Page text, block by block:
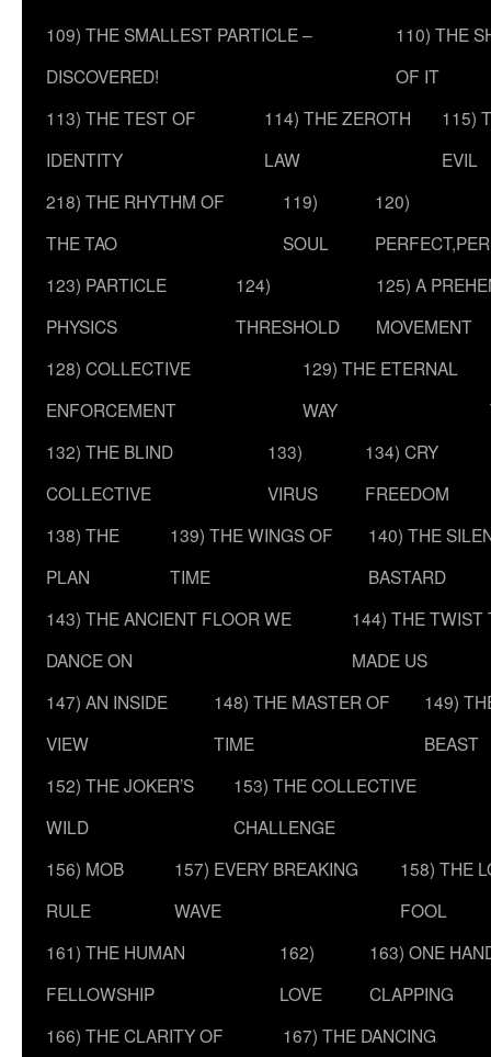
109) THE SMALLEST PARTICLE –
DISCOVERED!
110) THE
OF IT
113) THE TEST OF
IDENTITY
114) THE ZEROTH
LAW
115)
EVIL
218) THE RHYTHM OF
THE TAO
119)
SOUL
120)
123) PARTICLE
PHYSICS
124)
THRESHOLD
125) A
MOVEMENT
128) COLLECTIVE
ENFORCEMENT
129) THE ETERNAL
WAY
132) THE BLIND
COLLECTIVE
133)
VIRUS
134) CRY
FREEDOM
138) THE
PLAN
139) THE WINGS OF
TIME
140) THE
BASTARD
143) THE ANCIENT FLOOR WE
DANCE ON
144) THE TWIST
MADE US
147) AN INSIDE
VIEW
148) THE MASTER OF
TIME
149)
BEAST
152) THE JOKER’S
WILD
153) THE COLLECTIVE
CHALLENGE
156) MOB
RULE
157) EVERY BREAKING
WAVE
158) THE
FOOL
161) THE HUMAN
FELLOWSHIP
162)
LOVE
163) ONE
CLAPPING
166) THE CLARITY OF
167) THE DANCING